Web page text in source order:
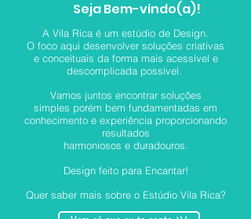
Seja Bem-vindo(a)!
A Vila Rica é um estúdio de Design.
O foco aqui desenvolver soluções criativas
e conceituais daforma mais acessível e
descomplicada possível.
Vamos juntos encontrar soluções
simples porém bem fundamentadas em
conhecimento e experiência proporcionando
resultados
harmoniosos e duradouros.
Design feito para Encantar!
Quer saber mais sobre o Estúdio Vila Rica?